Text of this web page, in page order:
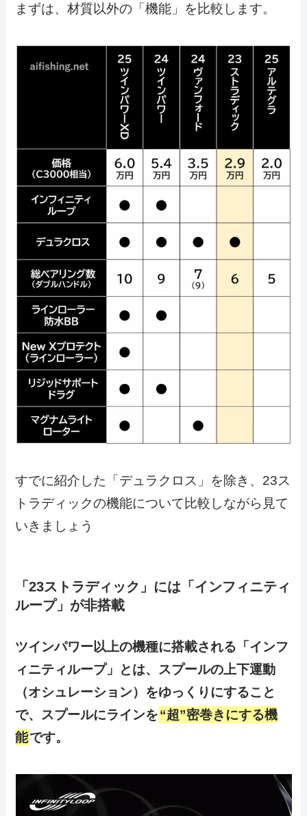
まずは、材質以外の「機能」を比較します。
すでに紹介した「デュラクロス」を除き、23ス
トラディックの機能について比較しながら見て
いきましょう
「23ストラディック」には「インフィニティ
ループ」が非搭載
ツインパワー以上の機種に搭載される「インフ
ィニティループ」とは、スプールの上下運動
（オシュレーション）をゆっくりにすること
で、スプールにラインを“超”密巻きにする機
能です。